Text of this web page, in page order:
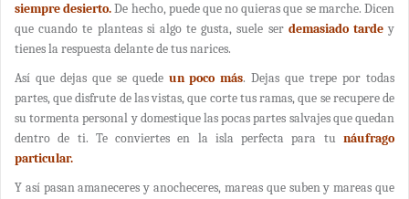
siempre desierto.De hecho, puede que no quieras que se marche. Dicen
que cuando te planteas si algo te gusta, suele ser demasiado tardey
tienes la respuesta delante de tus narices.
Así que dejas que se quede un poco más. Dejas que trepe por todas
partes, que disfrute de las vistas, que corte tus ramas, que se recupere de
su tormenta personal y domestique las pocas partes salvajes que quedan
dentro de ti. Te conviertes en la isla perfecta para tu náufrago
particular.
Y así pasan amaneceres y anocheceres, mareas que suben y mareas que